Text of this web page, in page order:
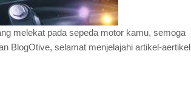
melekat pada sepeda motor kamu, semoga
BlogOtive, selamat menjelajahi artikel-aertikel